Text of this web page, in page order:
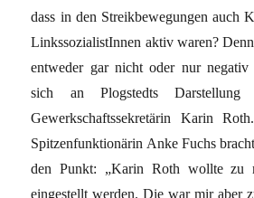
dass in den Streikbewegungen auch
LinkssozialistInnen aktiv waren?
entweder gar nicht oder nur negativ
sich an Plogstedts
Gewerkschaftssekretärin Karin
Spitzenfunktionärin Anke Fuchs
den Punkt: „Karin Roth wollte zu
eingestellt werden. Die war mir aber